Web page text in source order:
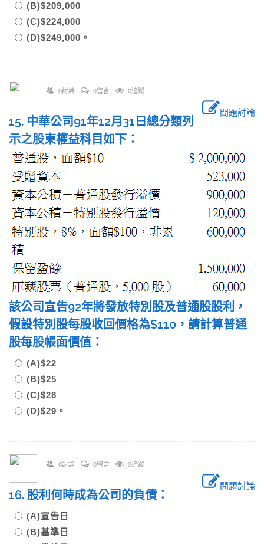
(B)$209,000
(C)$224,000
(D)$249,000。
0討論 0留言 0追蹤
問題討論
15. 中華公司91年12月31日總分類列
示之股東權益科目如下：
該公司宣告92年將發放特別股及普通股股利，
假設特別股每股收回價格為$110，請計算普通
股每股帳面價值：
(A)$22
(B)$25
(C)$28
(D)$29。
0討論 0留言 0追蹤
問題討論
16. 股利何時成為公司的負債：
(A)宣告日
(B)基準日